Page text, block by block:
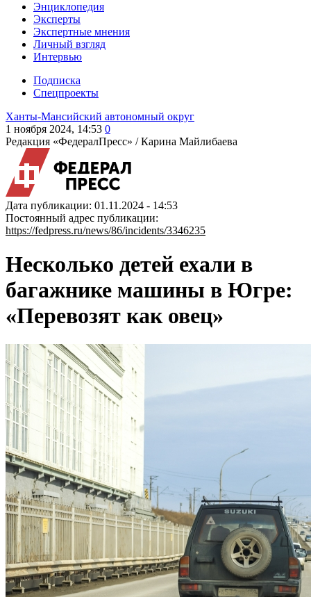
Энциклопедия
Эксперты
Экспертные мнения
Личный взгляд
Интервью
Подписка
Спецпроекты
Ханты-Мансийский автономный округ
1 ноября 2024, 14:53 0
Редакция «ФедералПресс» /Карина Майлибаева
Дата публикации: 01.11.2024 - 14:53
Постоянный адрес публикации:
https://fedpress.ru/news/86/incidents/3346235
Несколько детей ехали в
багажнике машины в Югре:
«Перевозят как овец»